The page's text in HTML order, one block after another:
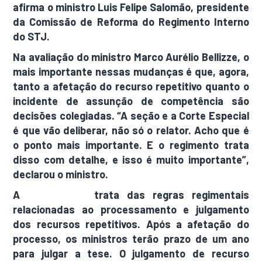
afirma o ministro Luis Felipe Salomão, presidente
da Comissão de Reforma do Regimento Interno
do STJ.
Na avaliação do ministro Marco Aurélio Bellizze, o
mais importante nessas mudanças é que, agora,
tanto a afetação do recurso repetitivo quanto o
incidente de assunção de competência são
decisões colegiadas. “A seção e a Corte Especial
é que vão deliberar, não só o relator. Acho que é
o ponto mais importante. E o regimento trata
disso com detalhe, e isso é muito importante”,
declarou o ministro.
A
trata das regras regimentais
relacionadas ao processamento e julgamento
dos recursos repetitivos. Após a afetação do
processo, os ministros terão prazo de um ano
para julgar a tese. O julgamento de recurso